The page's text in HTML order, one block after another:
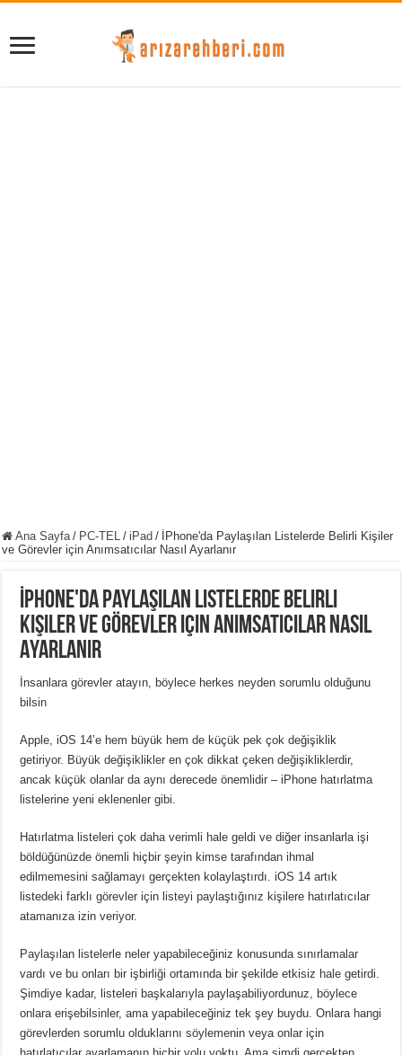
Ana Sayfa / PC-TEL / iPad / İPhone'da Paylaşılan Listelerde Belirli Kişiler
ve Görevler için Anımsatıcılar Nasıl Ayarlanır
İPhone'da Paylaşılan Listelerde Belirli
Kişiler ve Görevler için Anımsatıcılar Nasıl
Ayarlanır
İnsanlara görevler atayın, böylece herkes neyden sorumlu olduğunu
bilsin
Apple, iOS 14’e hem büyük hem de küçük pek çok değişiklik
getiriyor. Büyük değişiklikler en çok dikkat çeken değişikliklerdir,
ancak küçük olanlar da aynı derecede önemlidir – iPhone hatırlatma
listelerine yeni eklenenler gibi.
Hatırlatma listeleri çok daha verimli hale geldi ve diğer insanlarla işi
böldüğünüzde önemli hiçbir şeyin kimse tarafından ihmal
edilmemesini sağlamayı gerçekten kolaylaştırdı. iOS 14 artık
listedeki farklı görevler için listeyi paylaştığınız kişilere hatırlatıcılar
atamanıza izin veriyor.
Paylaşılan listelerle neler yapabileceğiniz konusunda sınırlamalar
vardı ve bu onları bir işbirliği ortamında bir şekilde etkisiz hale getirdi.
Şimdiye kadar, listeleri başkalarıyla paylaşabiliyordunuz, böylece
onlara erişebilsinler, ama yapabileceğiniz tek şey buydu. Onlara hangi
görevlerden sorumlu olduklarını söylemenin veya onlar için